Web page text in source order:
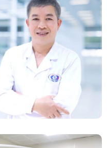
Thăm Dò Chức
Tỉnh Phú Thọ